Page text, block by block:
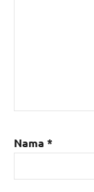
Nama *